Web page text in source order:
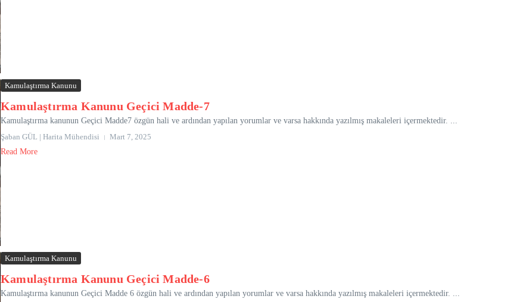
Kamulaştırma Kanunu
Kamulaştırma Kanunu Geçici Madde-7
Kamulaştırma kanunun Geçici Madde7 özgün hali ve ardından yapılan yorumlar ve varsa hakkında yazılmış makaleleri içermektedir. ...
Şaban GÜL | Harita Mühendisi
Mart 7, 2025
Read More
Kamulaştırma Kanunu
Kamulaştırma Kanunu Geçici Madde-6
Kamulaştırma kanunun Geçici Madde 6 özgün hali ve ardından yapılan yorumlar ve varsa hakkında yazılmış makaleleri içermektedir. ...